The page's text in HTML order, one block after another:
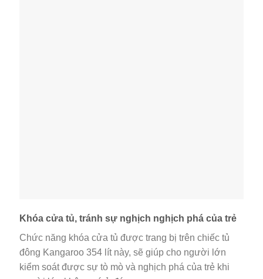
Khóa cửa tủ, tránh sự nghịch nghịch phá của trẻ
Chức năng khóa cửa tủ được trang bị trên chiếc tủ
đông Kangaroo 354 lít này, sẽ giúp cho người lớn
kiểm soát được sự tò mò và nghịch phá của trẻ khi